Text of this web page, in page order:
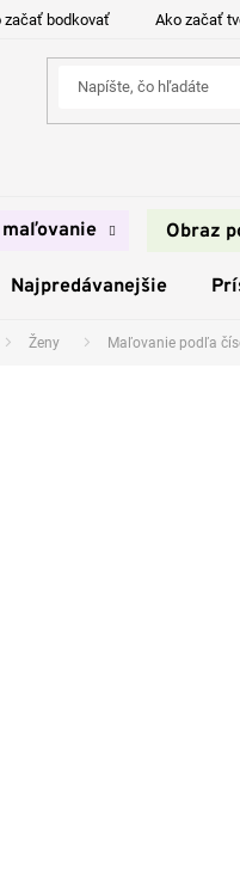
začať bodkovať Ako začať
Obraz
Najpredávanejšie
Ženy Maľovanie podľa